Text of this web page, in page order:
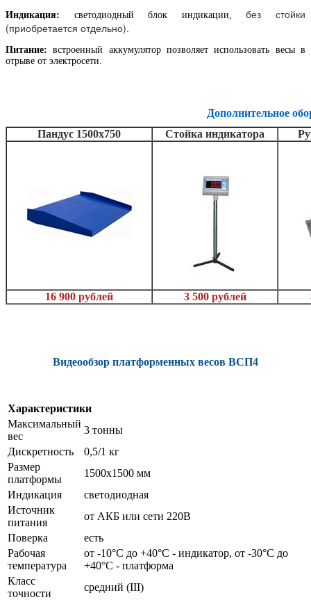
Индикация: светодиодный блок индикации,без стойки
(приобретается отдельно).
Питание:встроенный аккумулятор позволяет использовать весы в
отрыве от электросети.
Дополнительное
Пандус 1500х750
Стойка индикатора
16 900 рублей 3 500 рублей
Видеообзор платформенных весов ВСП4
Характеристики
Максимальный
вес
3 тонны
Дискретность
0,5/1 кг
Размер
платформы
1500х1500 мм
Индикация
светодиодная
Источник
питания
от АКБ или сети 220В
Поверка
есть
Рабочая
температура
от -10°C до +40°C - индикатор, от -30°C до
+40°C - платформа
Класс
точности
средний (III)